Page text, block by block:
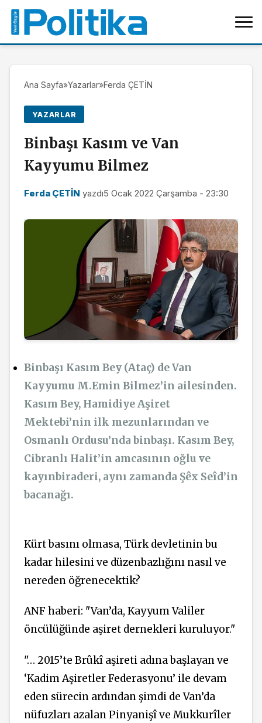
Ana Sayfa»Yazarlar»Ferda ÇETİN
YAZARLAR
Binbaşı Kasım ve Van
Kayyumu Bilmez
Ferda ÇETİN yazdı5 Ocak 2022 Çarşamba - 23:30
Binbaşı Kasım Bey (Ataç) de Van
Kayyumu M.Emin Bilmez’in ailesinden.
Kasım Bey, Hamidiye Aşiret
Mektebi’nin ilk mezunlarından ve
Osmanlı Ordusu’nda binbaşı. Kasım Bey,
Cibranlı Halit’in amcasının oğlu ve
kayınbiraderi, aynı zamanda Şêx Seîd’in
bacanağı.
Kürt basını olmasa, Türk devletinin bu
kadar hilesini ve düzenbazlığını nasıl ve
nereden öğrenecektik?
ANF haberi: "Van’da, Kayyum Valiler
öncülüğünde aşiret dernekleri kuruluyor."
"… 2015’te Brûkî aşireti adına başlayan ve
‘Kadim Aşiretler Federasyonu’ ile devam
eden sürecin ardından şimdi de Van’da
nüfuzları azalan Pinyanişî ve Mukkurîler